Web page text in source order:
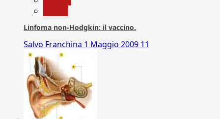
Linfoma non-Hodgkin: il vaccino.
Salvo Franchina 1 Maggio 2009 11